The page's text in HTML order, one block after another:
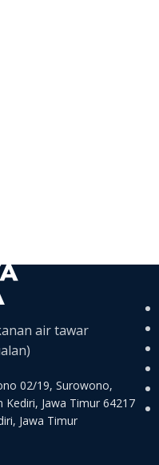
air tawar
02/19, Surowono,
Kediri, Jawa Timur 64217
Jawa Timur